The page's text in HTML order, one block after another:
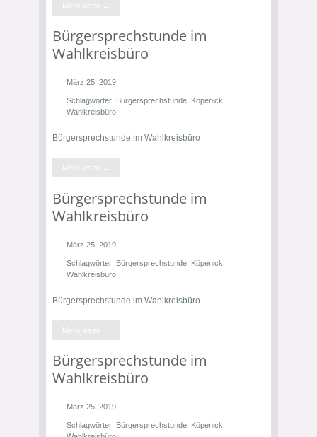
Mehr lesen →
Bürgersprechstunde im
Wahlkreisbüro
März 25, 2019
Schlagwörter: Bürgersprechstunde Köpenick
Wahlkreisbüro
Bürgersprechstunde im Wahlkreisbüro
Mehr lesen →
Bürgersprechstunde im
Wahlkreisbüro
März 25, 2019
Schlagwörter: Bürgersprechstunde Köpenick
Wahlkreisbüro
Bürgersprechstunde im Wahlkreisbüro
Mehr lesen →
Bürgersprechstunde im
Wahlkreisbüro
März 25, 2019
Schlagwörter: Bürgersprechstunde Köpenick